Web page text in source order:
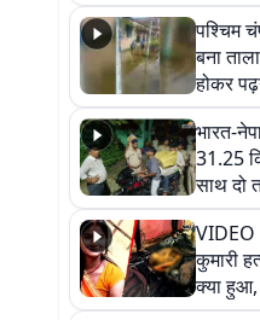
गिरफ्तार
पश्चिम
बना
होकर
भारत-
31.25
साथ दो
नेपाली
जब्त
VIDEO
कुमारी
क्या हुआ,